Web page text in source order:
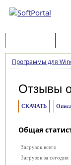
Программы для
Отзывы
СКАЧАТЬ
Общая
Загрузок всего
Загрузок за сегодня